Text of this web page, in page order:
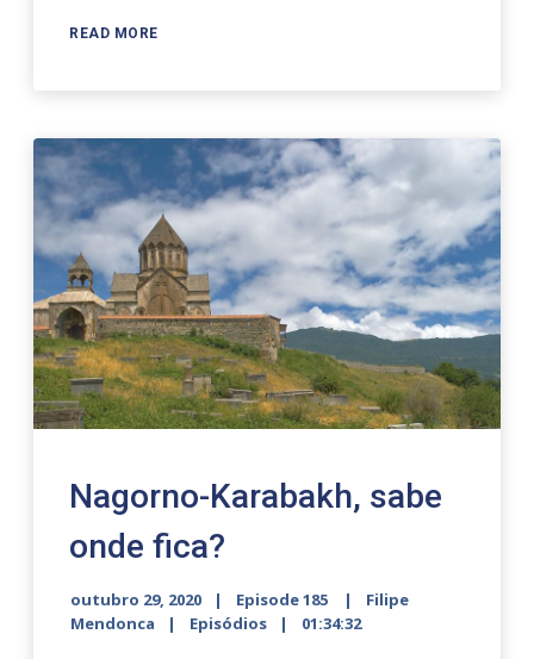
READ MORE
Nagorno-Karabakh, sabe
onde fica?
outubro 29, 2020 Episode 185
Filipe
Mendonca
Episódios 01:34:32